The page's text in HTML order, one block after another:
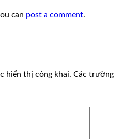
can post a comment.
hiển thị công khai. Các trường